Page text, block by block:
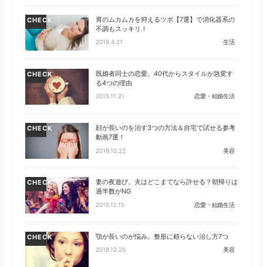
CHECK
胃のムカムカを抑えるツボ【7選】で消化器系の
不調もスッキリ！
2018.4.21 生活
CHECK
既婚者同士の恋愛。40代からスタイルが急変す
る4つの理由
2015.11.21 恋愛・結婚生活
CHECK
顔が長いのを治す3つの方法＆自宅で試せる参考
動画7選！
2019.10.22 美容
CHECK
妻の夜遊び。夫はどこまでなら許せる？朝帰りは
過半数がNG
2015.12.15 恋愛・結婚生活
CHECK 顎が長いのが悩み。整形に頼らない治し方7つ
2018.12.20 美容